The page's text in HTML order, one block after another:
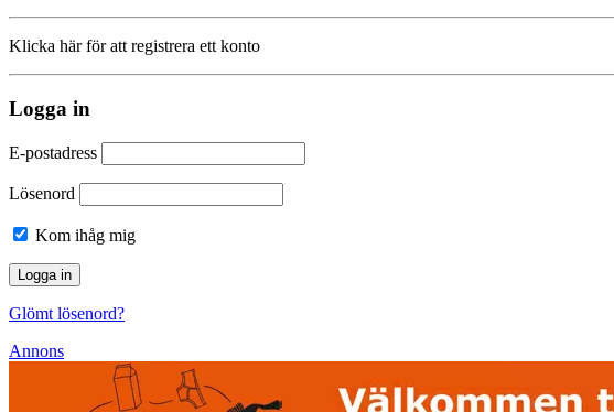
Klicka här för att registrera ett konto
Logga in
E-postadress
Lösenord
Kom ihåg mig
Glömt lösenord?
Annons